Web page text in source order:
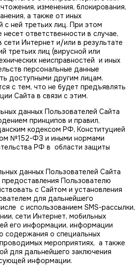
изменения, блокирования,
а также от иных
с ней третьих лиц. При этом
ответственности в случае,
сети Интернет и/или в результате
третьих лиц (вирусной или
неисправностей и иных
персональные данные
доступными другим лицам.
с тем, что не будет предъявлять
Сайта в связи с этим.
данных Пользователей Сайта
принципов и правил,
кодексом РФ, Конституцией
№152-ФЗ и иными нормами
РФ в области защиты
данных Пользователей Сайта
Пользователю
с Сайтом и установления
для дальнейшего
с использованием SMS-рассылки,
сети Интернет, мобильных
его информации, информации
содержания о специальных
мероприятиях, а также
для дальнейшего заключения
информации.